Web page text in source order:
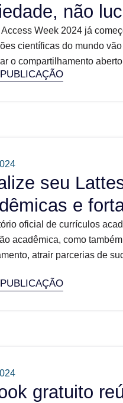
não
Access Week 2024 já
científicas do mundo
o compartilhamento
seu
e
oficial de currículos
acadêmica, como
atrair parcerias de
gratuito